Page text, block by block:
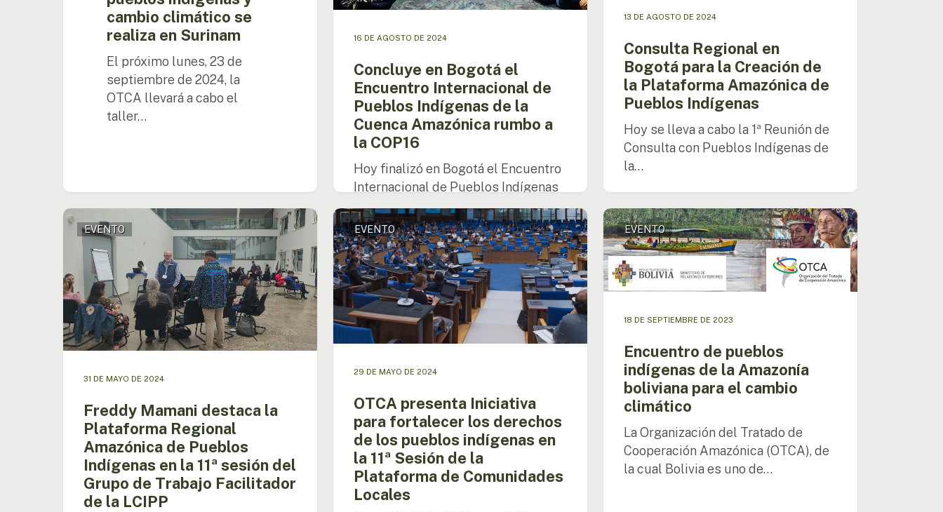
cambio climático se
realiza en Surinam
El próximo lunes, 23 de
septiembre de 2024, la
OTCA llevará a cabo el
taller…
Amazónica
COP16
16 DE AGOSTO DE 2024
Concluye en Bogotá el
Encuentro Internacional de
Pueblos Indígenas de la
Cuenca Amazónica rumbo a
la COP16
Hoy finalizó en Bogotá el Encuentro
Internacional de Pueblos Indígenas
de la Cuenca Amazónica, un…
Pueblos
13 DE AGOSTO DE 2024
Consulta Regional en
Bogotá para la Creación de
la Plataforma Amazónica de
Pueblos Indígenas
Hoy se lleva a cabo la 1ª Reunión de
Consulta con Pueblos Indígenas de
la…
Freddy
Mamani
destaca
Plataforma
Regional
Amazónica
de
Pueblos
Indígenas
sesión
Grupo
Trabajo
Facilitador
EVENTO
31 DE MAYO DE 2024
Freddy Mamani destaca la
Plataforma Regional
Amazónica de Pueblos
Indígenas en la 11ª sesión del
Grupo de Trabajo Facilitador
de la LCIPP
OTCA
presenta
Iniciativa
para
fortalecer
los
derechos
de
indígenas
Sesión
Plataforma
EVENTO
29 DE MAYO DE 2024
OTCA presenta Iniciativa
para fortalecer los derechos
de los pueblos indígenas en
la 11ª Sesión de la
Plataforma de Comunidades
Locales
Encuentro
de
pueblos
indígenas
de
la
boliviana
cambio
climático
EVENTO
18 DE SEPTIEMBRE DE 2023
Encuentro de pueblos
indígenas de la Amazonía
boliviana para el cambio
climático
La Organización del Tratado de
Cooperación Amazónica (OTCA), de
la cual Bolivia es uno de…